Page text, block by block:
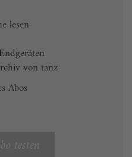
lesen
von tanz
Abos
testen